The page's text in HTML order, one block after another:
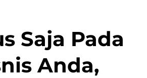
Saja Pada
Anda,